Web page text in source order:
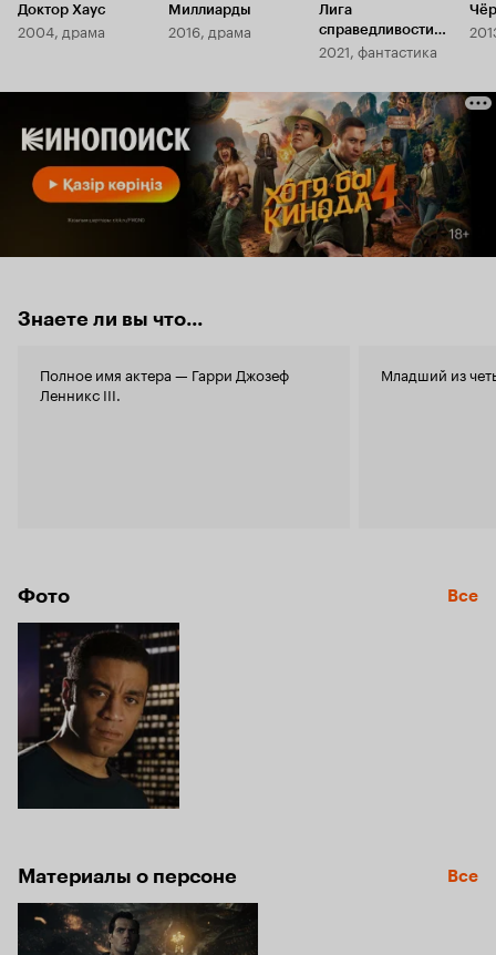
Доктор Хаус
2004, драма
Миллиарды
2016, драма
Лига
справедливости
Зака Снайдера
2021, фантастика
Знаете ли вы что...
Полное имя актера — Гарри Джозеф
Ленникс III.
Младший из
Фото Все
Материалы о персоне Все